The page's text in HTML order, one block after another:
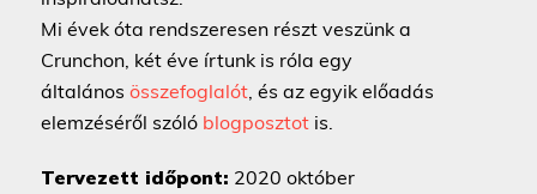
Mi évek óta rendszeresen részt veszünk a
Crunchon, két éve írtunk is róla egy
általános összefoglalót, és az egyik előadás
elemzéséről szóló blogposztotis.
Tervezett időpont: 2020 október